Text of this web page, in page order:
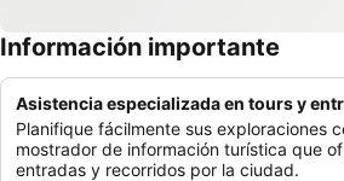
Información importante
Asistencia especializada en tours y
Planifique fácilmente sus exploraciones
mostrador de información turística que
entradas y recorridos por la ciudad.